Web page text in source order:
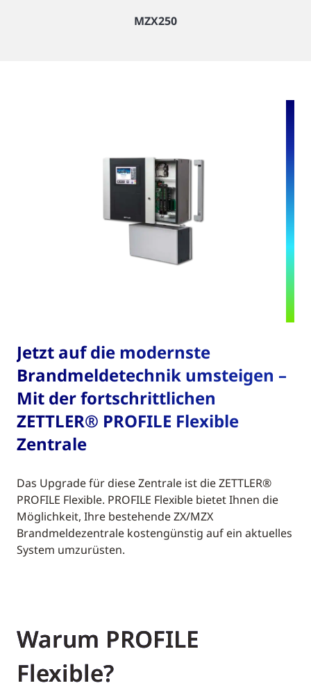
MZX250
Jetzt auf die modernste
Brandmeldetechnik umsteigen –
Mit der fortschrittlichen
ZETTLER® PROFILE Flexible
Zentrale
Das Upgrade für diese Zentrale ist die ZETTLER®
PROFILE Flexible. PROFILE Flexible bietet Ihnen die
Möglichkeit, Ihre bestehende ZX/MZX
Brandmeldezentrale kostengünstig auf ein aktuelles
System umzurüsten.
Warum PROFILE
Flexible?